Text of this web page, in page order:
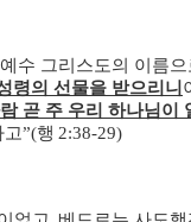
수 그리스도의 이름으
령의 선물을 받으리니
곧 주 우리 하나님이
고”(행 2:38-29)